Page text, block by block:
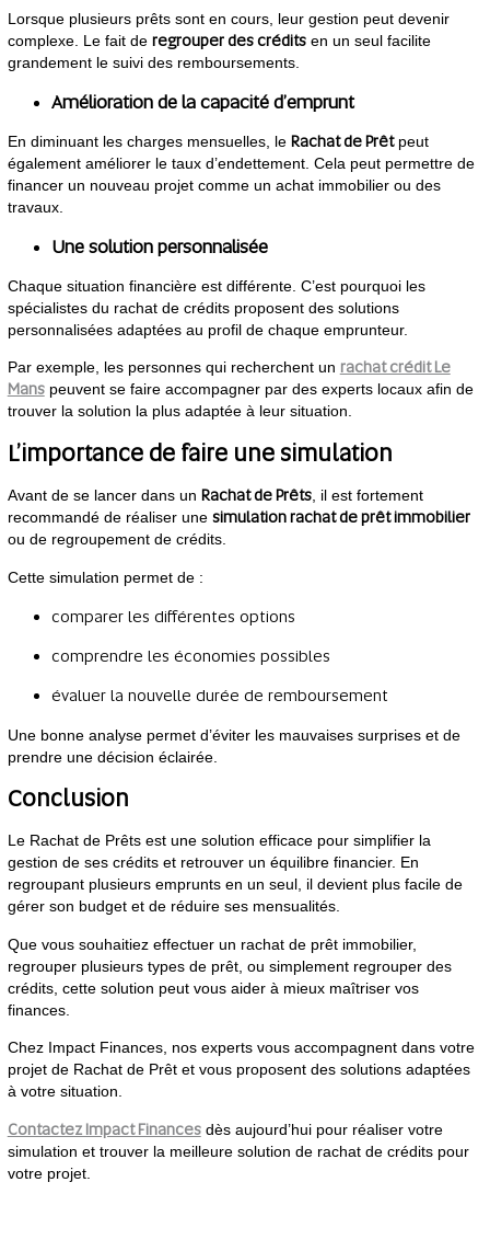
Lorsque plusieurs prêts sont en cours, leur gestion peut devenir
complexe. Le fait de regrouper des créditsen un seul facilite
grandement le suivi des remboursements.
Amélioration de la capacité d’emprunt
En diminuant les charges mensuelles, le Rachat de Prêtpeut
également améliorer le taux d’endettement. Cela peut permettre de
financer un nouveau projet comme un achat immobilier ou des
travaux.
Une solution personnalisée
Chaque situation financière est différente. C’est pourquoi les
spécialistes du rachat de crédits proposent des solutions
personnalisées adaptées au profil de chaque emprunteur.
Par exemple, les personnes qui recherchent un rachat crédit Le
Manspeuvent se faire accompagner par des experts locaux afin de
trouver la solution la plus adaptée à leur situation.
L’importance de faire une simulation
Avant de se lancer dans un Rachat de Prêts, il est fortement
recommandé de réaliser une simulation rachat de prêt immobilier
ou de regroupement de crédits.
Cette simulation permet de :
comparer les différentes options
comprendre les économies possibles
évaluer la nouvelle durée de remboursement
Une bonne analyse permet d’éviter les mauvaises surprises et de
prendre une décision éclairée.
Conclusion
Le Rachat de Prêts est une solution efficace pour simplifier la
gestion de ses crédits et retrouver un équilibre financier. En
regroupant plusieurs emprunts en un seul, il devient plus facile de
gérer son budget et de réduire ses mensualités.
Que vous souhaitiez effectuer un rachat de prêt immobilier,
regrouper plusieurs types de prêt, ou simplement regrouper des
crédits, cette solution peut vous aider à mieux maîtriser vos
finances.
Chez Impact Finances, nos experts vous accompagnent dans votre
projet de Rachat de Prêt et vous proposent des solutions adaptées
à votre situation.
Contactez Impact Financesdès aujourd’hui pour réaliser votre
simulation et trouver la meilleure solution de rachat de crédits pour
votre projet.